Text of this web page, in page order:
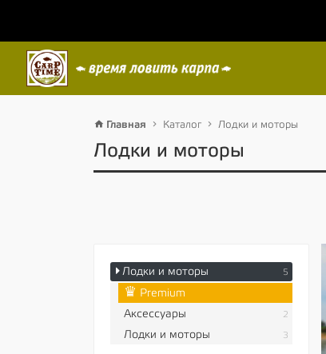
Главная Каталог Лодки и моторы
Лодки и моторы
Лодки и моторы 5
♛ Premium
Аксессуары
2
Лодки и моторы 3